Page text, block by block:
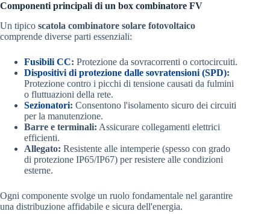
Componenti principali di un box combinatore FV
Un tipico scatola combinatore solare fotovoltaico
comprende diverse parti essenziali:
Fusibili CC: Protezione da sovracorrenti o cortocircuiti.
Dispositivi di protezione dalle sovratensioni (SPD):
Protezione contro i picchi di tensione causati da fulmini
o fluttuazioni della rete.
Sezionatori: Consentono l'isolamento sicuro dei circuiti
per la manutenzione.
Barre e terminali: Assicurare collegamenti elettrici
efficienti.
Allegato: Resistente alle intemperie (spesso con grado
di protezione IP65/IP67) per resistere alle condizioni
esterne.
Ogni componente svolge un ruolo fondamentale nel garantire
una distribuzione affidabile e sicura dell'energia.